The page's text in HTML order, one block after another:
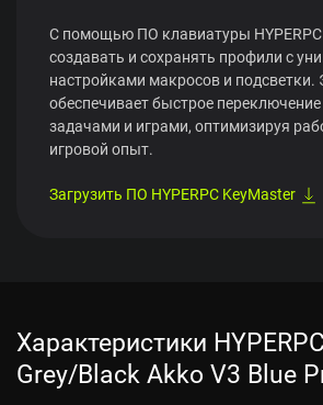
С помощью ПО клавиатуры
создавать и сохранять профили с
настройками макросов и подсветки.
обеспечивает быстрое
задачами и играми, оптимизируя
игровой опыт.
Загрузить ПО HYPERPC KeyMaster
Характеристики
Grey/Black Akko V3 Blue